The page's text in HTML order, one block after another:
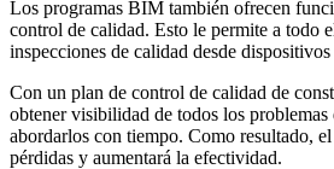
Los programas BIM también ofrecen
control de calidad. Esto le permite a todo
inspecciones de calidad desde
Con un plan de control de calidad de
obtener visibilidad de todos los problemas
abordarlos con tiempo. Como resultado,
pérdidas y aumentará la efectividad.